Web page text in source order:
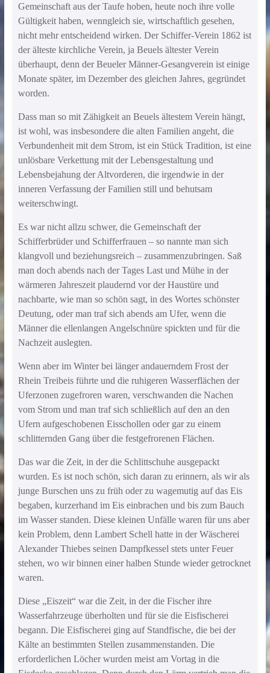
Gemeinschaft aus der Taufe hoben, heute noch ihre volle
Gültigkeit haben, wenngleich sie, wirtschaftlich gesehen,
nicht mehr entscheidend wirken. Der Schiffer-Verein 1862 ist
der älteste kirchliche Verein, ja Beuels ältester Verein
überhaupt, denn der Beueler Männer-Gesangverein ist einige
Monate später, im Dezember des gleichen Jahres, gegründet
worden.
Dass man so mit Zähigkeit an Beuels ältestem Verein hängt,
ist wohl, was insbesondere die alten Familien angeht, die
Verbundenheit mit dem Strom, ist ein Stück Tradition, ist eine
unlösbare Verkettung mit der Lebensgestaltung und
Lebensbejahung der Altvorderen, die irgendwie in der
inneren Verfassung der Familien still und behutsam
weiterschwingt.
Es war nicht allzu schwer, die Gemeinschaft der
Schifferbrüder und Schifferfrauen – so nannte man sich
klangvoll und beziehungsreich – zusammenzubringen. Saß
man doch abends nach der Tages Last und Mühe in der
wärmeren Jahreszeit plaudernd vor der Haustüre und
nachbarte, wie man so schön sagt, in des Wortes schönster
Deutung, oder man traf sich abends am Ufer, wenn die
Männer die ellenlangen Angelschnüre spickten und für die
Nachzeit auslegten.
Wenn aber im Winter bei länger andauerndem Frost der
Rhein Treibeis führte und die ruhigeren Wasserflächen der
Uferzonen zugefroren waren, verschwanden die Nachen
vom Strom und man traf sich schließlich auf den an den
Ufern aufgeschobenen Eisschollen oder gar zu einem
schlitternden Gang über die festgefrorenen Flächen.
Das war die Zeit, in der die Schlittschuhe ausgepackt
wurden. Es ist noch schön, sich daran zu erinnern, als wir als
junge Burschen uns zu früh oder zu wagemutig auf das Eis
begaben, kurzerhand im Eis einbrachen und bis zum Bauch
im Wasser standen. Diese kleinen Unfälle waren für uns aber
kein Problem, denn Lambert Schell hatte in der Wäscherei
Alexander Thiebes seinen Dampfkessel stets unter Feuer
stehen, wo wir binnen einer halben Stunde wieder getrocknet
waren.
Diese „Eiszeit“ war die Zeit, in der die Fischer ihre
Wasserfahrzeuge überholten und für sie die Eisfischerei
begann. Die Eisfischerei ging auf Standfische, die bei der
Kälte an bestimmten Stellen zusammenstanden. Die
erforderlichen Löcher wurden meist am Vortag in die